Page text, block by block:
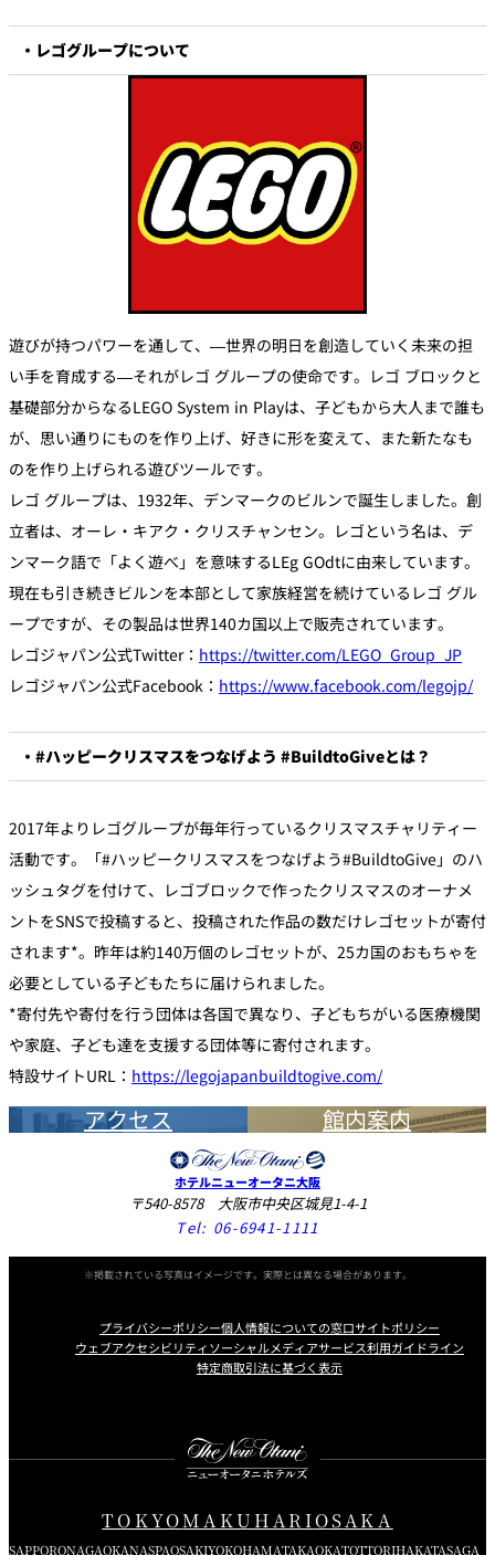
・レゴグループについて
遊びが持つパワーを通して、—世界の明日を創造していく未来の担
い手を育成する—それがレゴ グループの使命です。レゴ ブロックと
基礎部分からなるLEGO System in Playは、子どもから大人まで誰も
が、思い通りにものを作り上げ、好きに形を変えて、また新たなも
のを作り上げられる遊びツールです。
レゴ グループは、1932年、デンマークのビルンで誕生しました。創
立者は、オーレ・キアク・クリスチャンセン。レゴという名は、デ
ンマーク語で「よく遊べ」を意味するLEg GOdtに由来しています。
現在も引き続きビルンを本部として家族経営を続けているレゴ グル
ープですが、その製品は世界140カ国以上で販売されています。
レゴジャパン公式Twitter： https://twitter.com/LEGO_Group_JP
レゴジャパン公式Facebook： https://www.facebook.com/legojp/
・#ハッピークリスマスをつなげよう #BuildtoGiveとは？
2017年よりレゴグループが毎年行っているクリスマスチャリティー
活動です。「#ハッピークリスマスをつなげよう#BuildtoGive」のハ
ッシュタグを付けて、レゴブロックで作ったクリスマスのオーナメ
ントをSNSで投稿すると、投稿された作品の数だけレゴセットが寄付
されます*。昨年は約140万個のレゴセットが、25カ国のおもちゃを
必要としている子どもたちに届けられました。
*寄付先や寄付を行う団体は各国で異なり、子どもちがいる医療機関
や家庭、子ども達を支援する団体等に寄付されます。
特設サイトURL： https://legojapanbuildtogive.com/
アクセス 館内案内
ホテルニューオータニ大阪
〒540-8578 大阪市中央区城見1-4-1
Tel: 06-6941-1111
※掲載されている写真はイメージです。実際とは異なる場合があります。
プライバシーポリシー個人情報についての窓口サイトポリシー
ウェブアクセシビリティソーシャルメディアサービス利用ガイドライン
特定商取引法に基づく表示
TOKYOMAKUHARIOSAKA
SAPPORONAGAOKANASPAOSAKIYOKOHAMATAKAOKATOTTORIHAKATASAGA